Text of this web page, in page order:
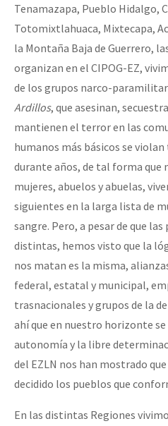
Tenamazapa, Pueblo Hidalgo,
Totomixtlahuaca, Mixtecapa,
la Montaña Baja de Guerrero,
organizan en el CIPOG-EZ,
de los grupos narco-
Ardillos, que asesinan,
mantienen el terror en las
humanos más básicos se
durante años, de tal forma que
mujeres, abuelos y abuelas,
siguientes en la larga lista de
sangre. Pero, a pesar de que
distintas, hemos visto que la
nos matan es la misma,
federal, estatal y municipal,
trasnacionales y grupos de la
ahí que en nuestro horizonte
autonomía y la libre
del EZLN nos han mostrado
decidido los pueblos que
En las distintas Regiones